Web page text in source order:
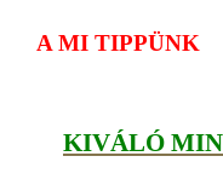
A MI TIPPÜNK
KIVÁLÓ